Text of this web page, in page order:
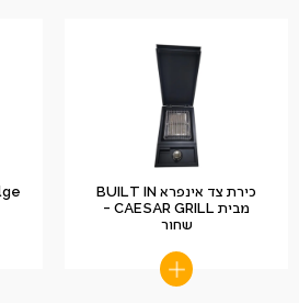
כירת צד אינפרא BUILT IN
מבית CAESAR GRILL –
שחור